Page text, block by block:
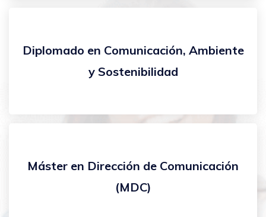
Diplomado en Comunicación, Ambiente
y Sostenibilidad
Máster en Dirección de Comunicación
(MDC)